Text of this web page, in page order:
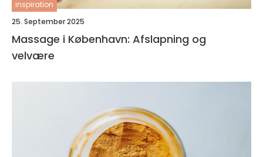
inspiration
25. September 2025
Massage i København: Afslapning og
velvære